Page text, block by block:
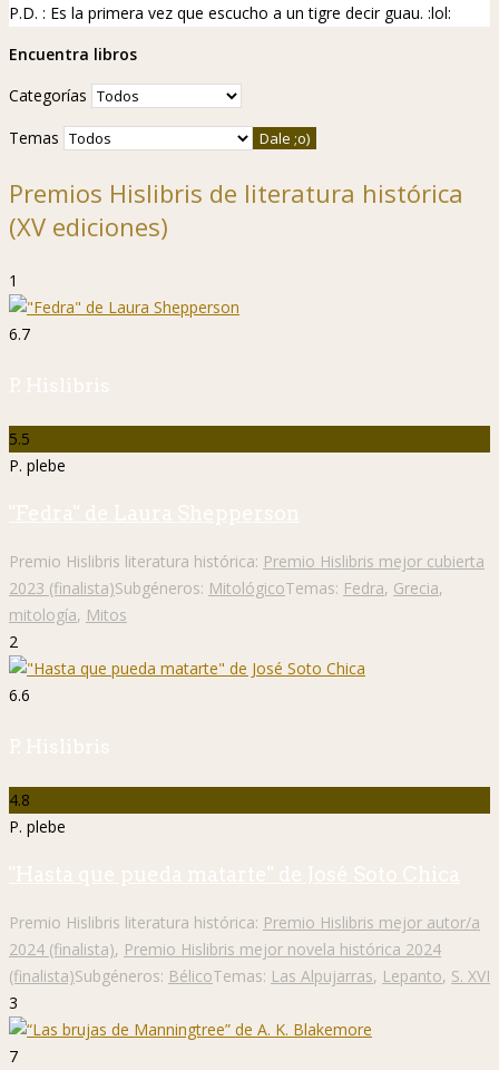
P.D. : Es la primera vez que escucho a un tigre decir guau. :lol:
Encuentra libros
Categorías
Temas
Premios Hislibris de literatura histórica
(XV ediciones)
1
6.7
P. Hislibris
5.5
P. plebe
"Fedra" de Laura Shepperson
Premio Hislibris literatura histórica: Premio Hislibris mejor cubierta
2023 (finalista)Subgéneros: MitológicoTemas: Fedra, Grecia,
mitología, Mitos
2
6.6
P. Hislibris
4.8
P. plebe
"Hasta que pueda matarte" de José Soto Chica
Premio Hislibris literatura histórica: Premio Hislibris mejor autor/a
2024 (finalista), Premio Hislibris mejor novela histórica 2024
(finalista)Subgéneros: BélicoTemas: Las Alpujarras, Lepanto, S. XVI
3
7